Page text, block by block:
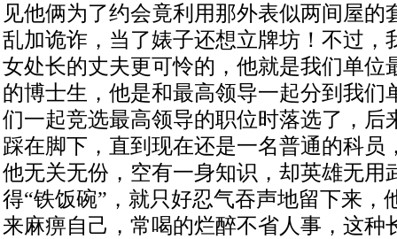
见他俩为了约会竟利用那外表似两间屋的
乱加诡诈，当了婊子还想立牌坊！不过，
女处长的丈夫更可怜的，他就是我们单位
的博士生，他是和最高领导一起分到我们
们一起竞选最高领导的职位时落选了，后
踩在脚下，直到现在还是一名普通的科员
他无关无份，空有一身知识，却英雄无用
得“铁饭碗”，就只好忍气吞声地留下来，
来麻痹自己，常喝的烂醉不省人事，这种